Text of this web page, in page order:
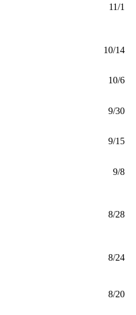
11/1
10/14
10/6
9/30
9/15
9/8
8/28
8/24
8/20